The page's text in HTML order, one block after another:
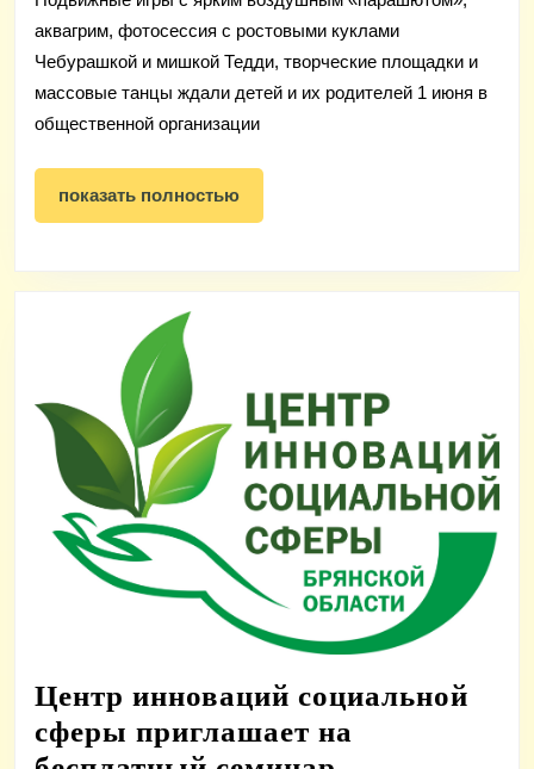
аквагрим, фотосессия с ростовыми куклами
Чебурашкой и мишкой Тедди, творческие площадки и
массовые танцы ждали детей и их родителей 1 июня в
общественной организации
показать полностьюпоказать
полностью
Центр инноваций социальной
сферы приглашает на